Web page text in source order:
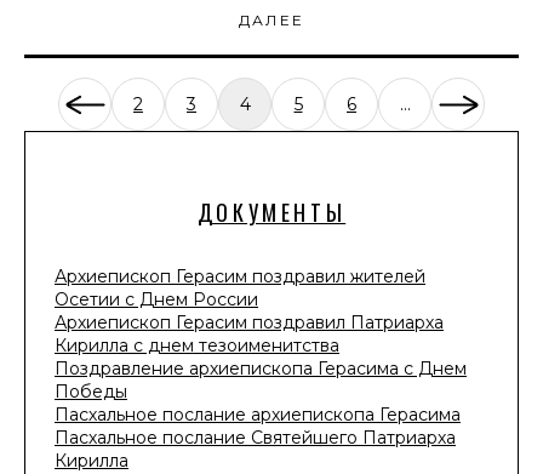
ДОКУМЕНТЫ
Архиепископ Герасим поздравил жителей
Осетии с Днем России
Архиепископ Герасим поздравил Патриарха
Кирилла с днем тезоименитства
Поздравление архиепископа Герасима с Днем
Победы
Пасхальное послание архиепископа Герасима
Пасхальное послание Святейшего Патриарха
Кирилла
ДАЛЕЕ
2 3 4 5 6 ...